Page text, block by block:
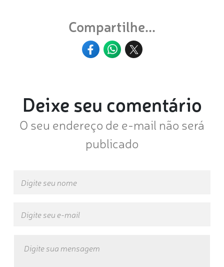
Compartilhe...
Deixe seu comentário
O seu endereço de e-mail não será
publicado